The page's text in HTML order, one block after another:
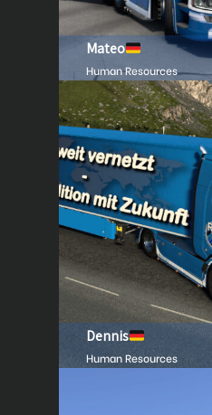
Mateo
Human Resources
Dennis
Human Resources